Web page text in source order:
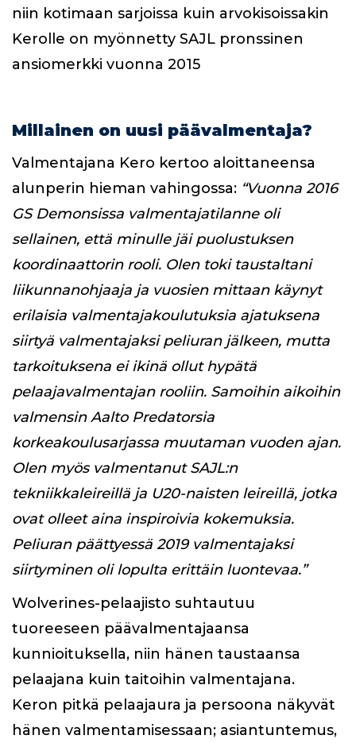
niin kotimaan sarjoissa kuin arvokisoissakin
Kerolle on myönnetty SAJL pronssinen
ansiomerkki vuonna 2015
Millainen on uusi päävalmentaja?
Valmentajana Kero kertoo aloittaneensa
alunperin hieman vahingossa: “Vuonna 2016
GS Demonsissa valmentajatilanne oli
sellainen, että minulle jäi puolustuksen
koordinaattorin rooli. Olen toki taustaltani
liikunnanohjaaja ja vuosien mittaan käynyt
erilaisia valmentajakoulutuksia ajatuksena
siirtyä valmentajaksi peliuran jälkeen, mutta
tarkoituksena ei ikinä ollut hypätä
pelaajavalmentajan rooliin. Samoihin aikoihin
valmensin Aalto Predatorsia
korkeakoulusarjassa muutaman vuoden ajan.
Olen myös valmentanut SAJL:n
tekniikkaleireillä ja U20-naisten leireillä, jotka
ovat olleet aina inspiroivia kokemuksia.
Peliuran päättyessä 2019 valmentajaksi
siirtyminen oli lopulta erittäin luontevaa.”
Wolverines-pelaajisto suhtautuu
tuoreeseen päävalmentajaansa
kunnioituksella, niin hänen taustaansa
pelaajana kuin taitoihin valmentajana.
Keron pitkä pelaajaura ja persoona näkyvät
hänen valmentamisessaan; asiantuntemus,